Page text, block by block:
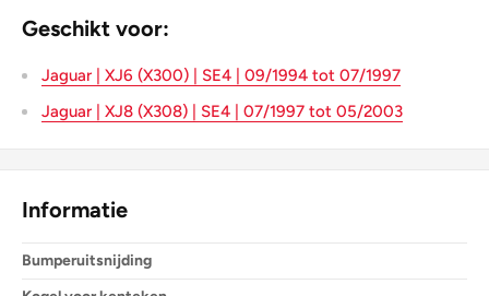
Geschikt voor:
Jaguar | XJ6 (X300) | SE4 | 09/1994 tot 07/1997
Jaguar | XJ8 (X308) | SE4 | 07/1997 tot 05/2003
Informatie
Bumperuitsnijding